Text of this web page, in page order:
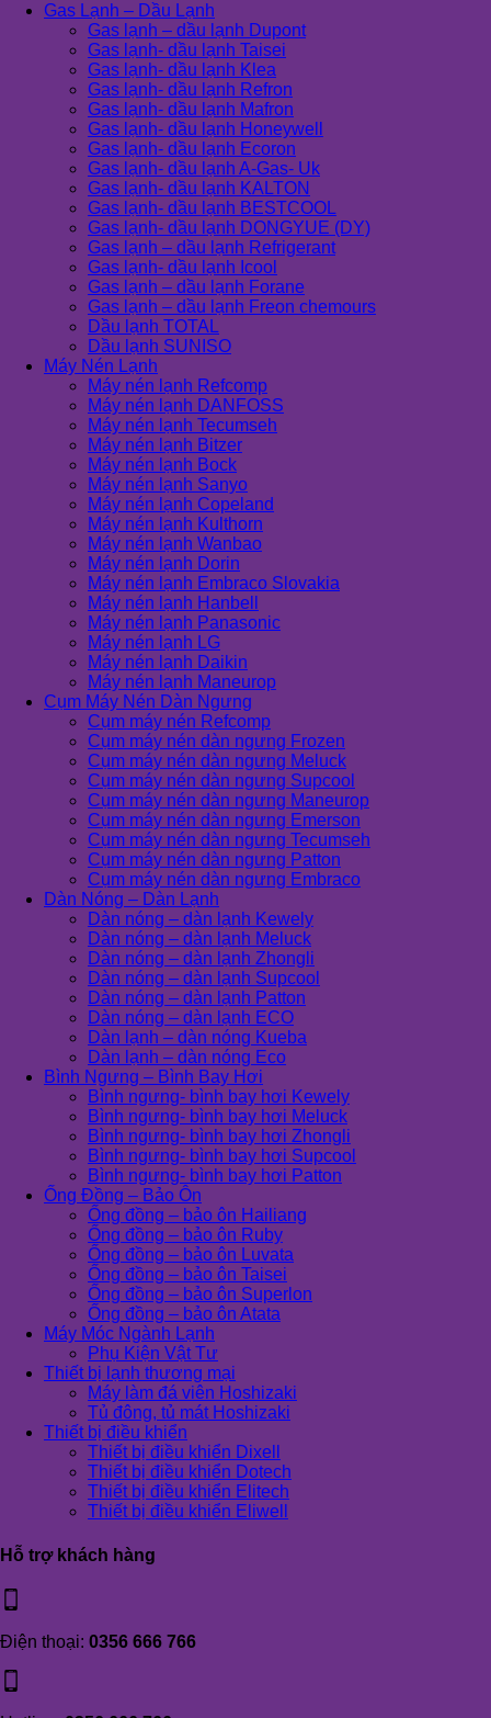
Gas Lạnh – Dầu Lạnh
Gas lạnh – dầu lạnh Dupont
Gas lạnh- dầu lạnh Taisei
Gas lạnh- dầu lạnh Klea
Gas lạnh- dầu lạnh Refron
Gas lạnh- dầu lạnh Mafron
Gas lạnh- dầu lạnh Honeywell
Gas lạnh- dầu lạnh Ecoron
Gas lạnh- dầu lạnh A-Gas- Uk
Gas lạnh- dầu lạnh KALTON
Gas lạnh- dầu lạnh BESTCOOL
Gas lạnh- dầu lạnh DONGYUE (DY)
Gas lạnh – dầu lạnh Refrigerant
Gas lạnh- dầu lạnh Icool
Gas lạnh – dầu lạnh Forane
Gas lạnh – dầu lạnh Freon chemours
Dầu lạnh TOTAL
Dầu lạnh SUNISO
Máy Nén Lạnh
Máy nén lạnh Refcomp
Máy nén lạnh DANFOSS
Máy nén lạnh Tecumseh
Máy nén lạnh Bitzer
Máy nén lạnh Bock
Máy nén lạnh Sanyo
Máy nén lạnh Copeland
Máy nén lạnh Kulthorn
Máy nén lạnh Wanbao
Máy nén lạnh Dorin
Máy nén lạnh Embraco Slovakia
Máy nén lạnh Hanbell
Máy nén lạnh Panasonic
Máy nén lạnh LG
Máy nén lạnh Daikin
Máy nén lạnh Maneurop
Cụm Máy Nén Dàn Ngưng
Cụm máy nén Refcomp
Cụm máy nén dàn ngưng Frozen
Cụm máy nén dàn ngưng Meluck
Cụm máy nén dàn ngưng Supcool
Cụm máy nén dàn ngưng Maneurop
Cụm máy nén dàn ngưng Emerson
Cụm máy nén dàn ngưng Tecumseh
Cụm máy nén dàn ngưng Patton
Cụm máy nén dàn ngưng Embraco
Dàn Nóng – Dàn Lạnh
Dàn nóng – dàn lạnh Kewely
Dàn nóng – dàn lạnh Meluck
Dàn nóng – dàn lạnh Zhongli
Dàn nóng – dàn lạnh Supcool
Dàn nóng – dàn lạnh Patton
Dàn nóng – dàn lạnh ECO
Dàn lạnh – dàn nóng Kueba
Dàn lạnh – dàn nóng Eco
Bình Ngưng – Bình Bay Hơi
Bình ngưng- bình bay hơi Kewely
Bình ngưng- bình bay hơi Meluck
Bình ngưng- bình bay hơi Zhongli
Bình ngưng- bình bay hơi Supcool
Bình ngưng- bình bay hơi Patton
Ống Đồng – Bảo Ôn
Ống đồng – bảo ôn Hailiang
Ống đồng – bảo ôn Ruby
Ống đồng – bảo ôn Luvata
Ống đồng – bảo ôn Taisei
Ống đồng – bảo ôn Superlon
Ống đồng – bảo ôn Atata
Máy Móc Ngành Lạnh
Phụ Kiện Vật Tư
Thiết bị lạnh thương mại
Máy làm đá viên Hoshizaki
Tủ đông, tủ mát Hoshizaki
Thiết bị điều khiển
Thiết bị điều khiển Dixell
Thiết bị điều khiển Dotech
Thiết bị điều khiển Elitech
Thiết bị điều khiển Eliwell
Hỗ trợ khách hàng
Điện thoại: 0356 666 766